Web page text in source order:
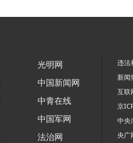
光明网
中国新闻网
中青在线
中国军网
法治网
违法
新闻
互联
京
中央
央广